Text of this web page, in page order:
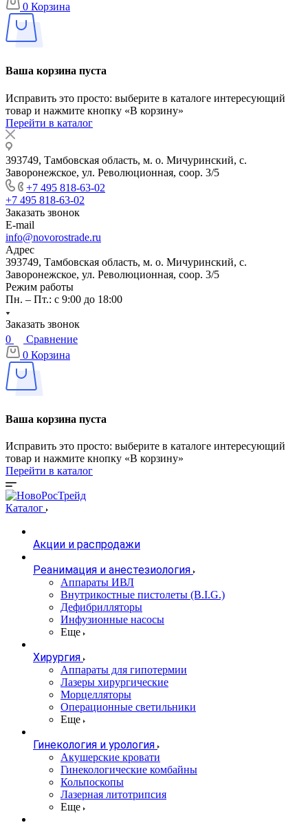
0 Корзина
Ваша корзина пуста
Исправить это просто: выберите в каталоге интересующий
товар и нажмите кнопку «В корзину»
Перейти в каталог
393749, Тамбовская область, м. о. Мичуринский, с.
Заворонежское, ул. Революционная, соор. 3/5
+7 495 818-63-02
+7 495 818-63-02
Заказать звонок
E-mail
info@novorostrade.ru
Адрес
393749, Тамбовская область, м. о. Мичуринский, с.
Заворонежское, ул. Революционная, соор. 3/5
Режим работы
Пн. – Пт.: с 9:00 до 18:00
Заказать звонок
0
Сравнение
0 Корзина
Ваша корзина пуста
Исправить это просто: выберите в каталоге интересующий
товар и нажмите кнопку «В корзину»
Перейти в каталог
Каталог
Акции и распродажи
Реанимация и анестезиология
Аппараты ИВЛ
Внутрикостные пистолеты (B.I.G.)
Дефибрилляторы
Инфузионные насосы
Еще
Хирургия
Аппараты для гипотермии
Лазеры хирургические
Морцелляторы
Операционные светильники
Еще
Гинекология и урология
Акушерские кровати
Гинекологические комбайны
Кольпоскопы
Лазерная литотрипсия
Еще